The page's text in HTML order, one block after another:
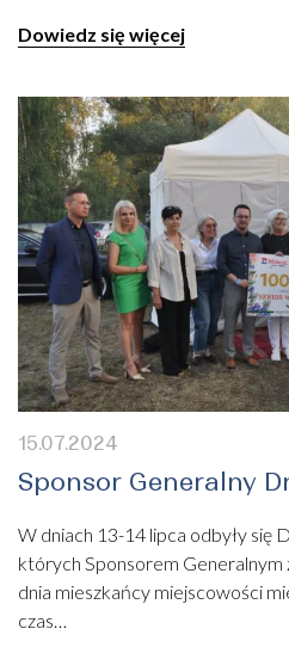
Dowiedz się więcej
15.07.2024
Sponsor Generalny
W dniach 13-14 lipca odbyły się
których Sponsorem Generalnym
dnia mieszkańcy miejscowości
czas…